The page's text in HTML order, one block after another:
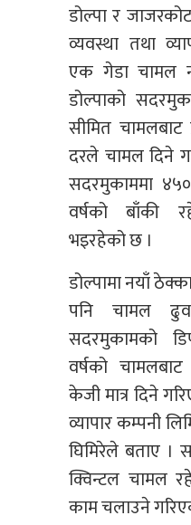
डोल्पा र
व्यवस्था तथा
एक गेडा चामल
डोल्पाको
सीमित चामलबाट
दरले चामल दिने
सदरमुकाममा ४५०
वर्षको बाँकी
भइरहेको छ ।
डोल्पामा नयाँ
पनि चामल
सदरमुकामको
वर्षको
केजी मात्र दिने
व्यापार कम्पनी
घिमिरेले बताए ।
क्विन्टल चामल
काम चलाउने